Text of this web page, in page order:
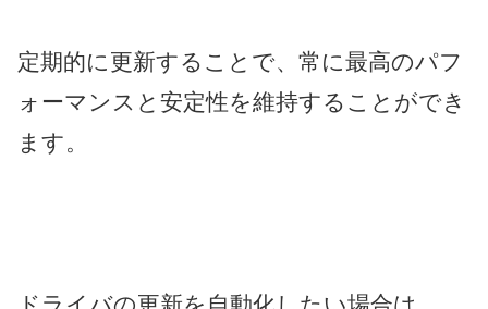
定期的に更新することで、常に最高のパフ
ォーマンスと安定性を維持することができ
ます。